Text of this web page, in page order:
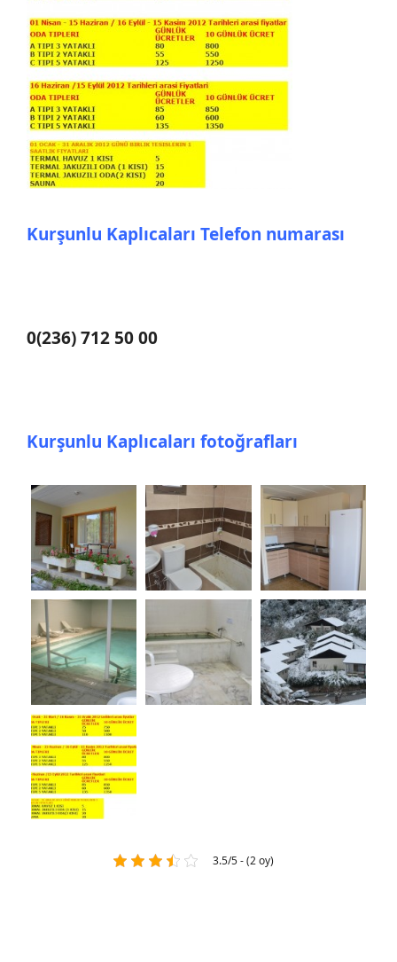
Kurşunlu Kaplıcaları Telefon numarası
0(236) 712 50 00
Kurşunlu Kaplıcaları fotoğrafları
3.5/5 - (2 oy)